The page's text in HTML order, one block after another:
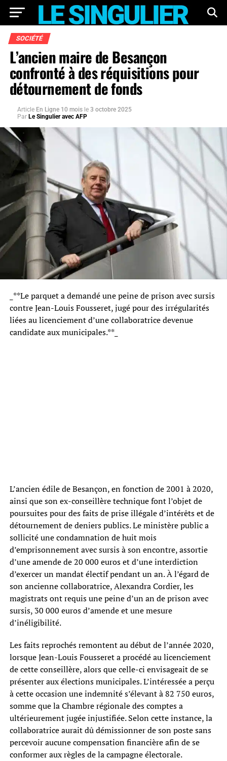
SOCIÉTÉ
L’ancien maire de Besançon
confronté à des réquisitions pour
détournement de fonds
Article En Ligne 10 mois le 3 octobre 2025
Par Le Singulier avec AFP
_**Le parquet a demandé une peine de prison avec sursis
contre Jean-Louis Fousseret, jugé pour des irrégularités
liées au licenciement d’une collaboratrice devenue
candidate aux municipales.**_
L’ancien édile de Besançon, en fonction de 2001 à 2020,
ainsi que son ex-conseillère technique font l’objet de
poursuites pour des faits de prise illégale d’intérêts et de
détournement de deniers publics. Le ministère public a
sollicité une condamnation de huit mois
d’emprisonnement avec sursis à son encontre, assortie
d’une amende de 20 000 euros et d’une interdiction
d’exercer un mandat électif pendant un an. À l’égard de
son ancienne collaboratrice, Alexandra Cordier, les
magistrats ont requis une peine d’un an de prison avec
sursis, 30 000 euros d’amende et une mesure
d’inéligibilité.
Les faits reprochés remontent au début de l’année 2020,
lorsque Jean-Louis Fousseret a procédé au licenciement
de cette conseillère, alors que celle-ci envisageait de se
présenter aux élections municipales. L’intéressée a perçu
à cette occasion une indemnité s’élevant à 82 750 euros,
somme que la Chambre régionale des comptes a
ultérieurement jugée injustifiée. Selon cette instance, la
collaboratrice aurait dû démissionner de son poste sans
percevoir aucune compensation financière afin de se
conformer aux règles de la campagne électorale.